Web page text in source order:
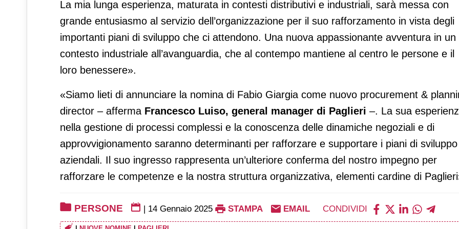
La mia lunga esperienza, maturata in contesti distributivi e industriali, sarà messa con
grande entusiasmo al servizio dell’organizzazione per il suo rafforzamento in vista degli
importanti piani di sviluppo che ci attendono. Una nuova appassionante avventura in un
contesto industriale all’avanguardia, che al contempo mantiene al centro le persone e il
loro benessere».
«Siamo lieti di annunciare la nomina di Fabio Giargia come nuovo procurement &
director – afferma Francesco Luiso, general manager di Paglieri –. La sua
nella gestione di processi complessi e la conoscenza delle dinamiche negoziali e di
approvvigionamento saranno determinanti per rafforzare e supportare i piani di sviluppo
aziendali. Il suo ingresso rappresenta un’ulteriore conferma del nostro impegno per
rafforzare le competenze e la nostra struttura organizzativa, elementi cardine di
PERSONE | 14 Gennaio 2025 STAMPA EMAIL CONDIVIDI